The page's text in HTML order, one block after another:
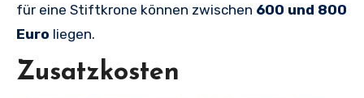
für eine Stiftkrone können zwischen 600 und 800
Euro liegen.
Zusatzkosten